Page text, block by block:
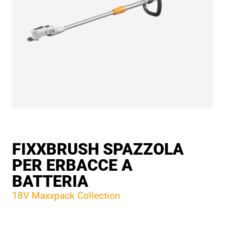
FIXXBRUSH SPAZZOLA
PER ERBACCE A
BATTERIA
18V Maxxpack Collection